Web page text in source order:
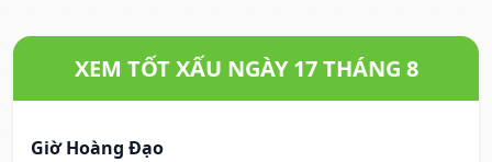
XEM TỐT XẤU NGÀY 17 THÁNG 8
Giờ Hoàng Đạo